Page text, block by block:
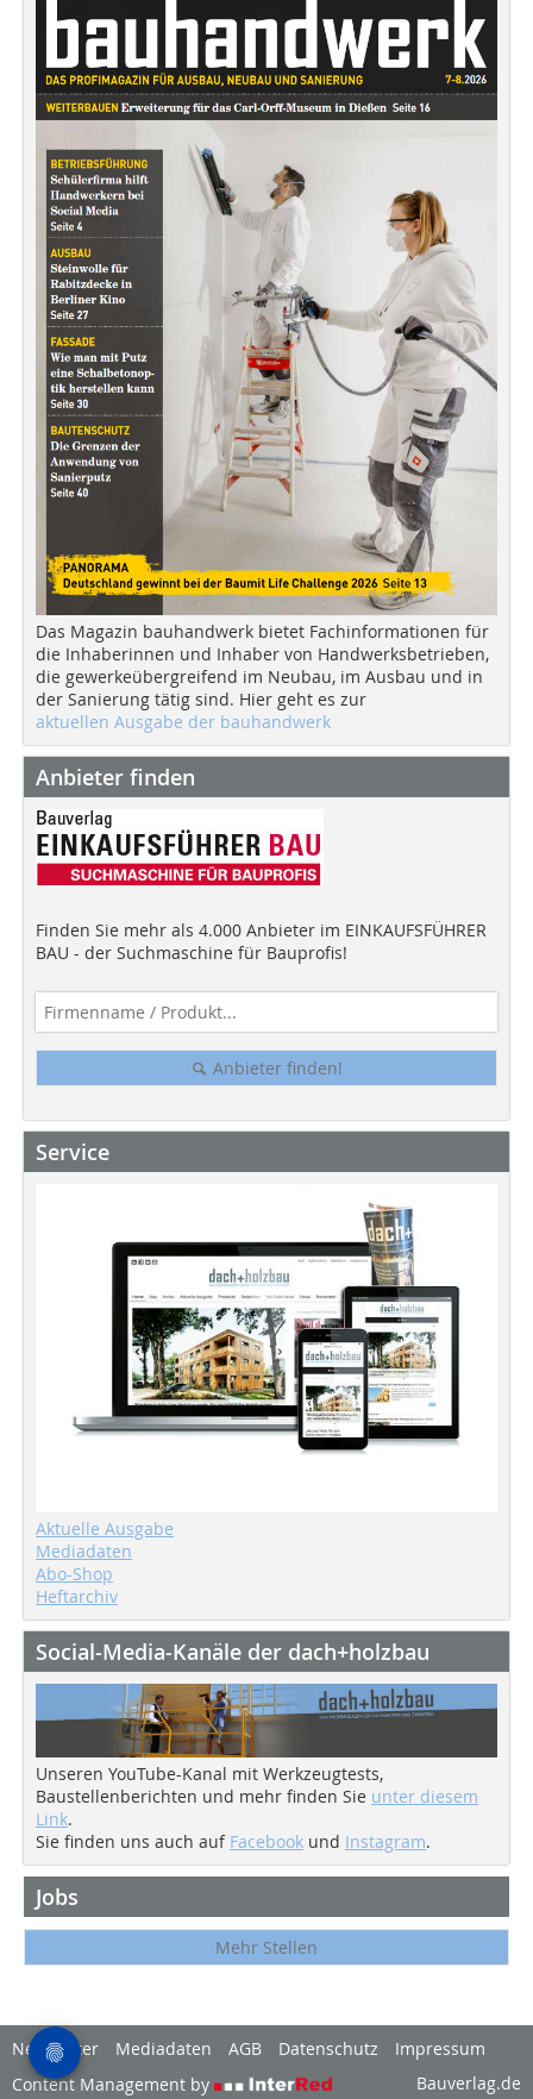
Das Magazin bauhandwerk bietet Fachinformationen für
die Inhaberinnen und Inhaber von Handwerksbetrieben,
die gewerkeübergreifend im Neubau, im Ausbau und in
der Sanierung tätig sind. Hier geht es zur
aktuellen Ausgabe der bauhandwerk
Anbieter finden
Finden Sie mehr als 4.000 Anbieter im EINKAUFSFÜHRER
BAU - der Suchmaschine für Bauprofis!
Anbieter finden!
Service
Aktuelle Ausgabe
Mediadaten
Abo-Shop
Heftarchiv
Social-Media-Kanäle der dach+holzbau
Unseren YouTube-Kanal mit Werkzeugtests,
Baustellenberichten und mehr finden Sie unter diesem
Link.
Sie finden uns auch auf Facebook und Instagram.
Jobs
Mehr Stellen
Newsletter Mediadaten AGB Datenschutz
Impressum
Content Management by
Bauverlag.de